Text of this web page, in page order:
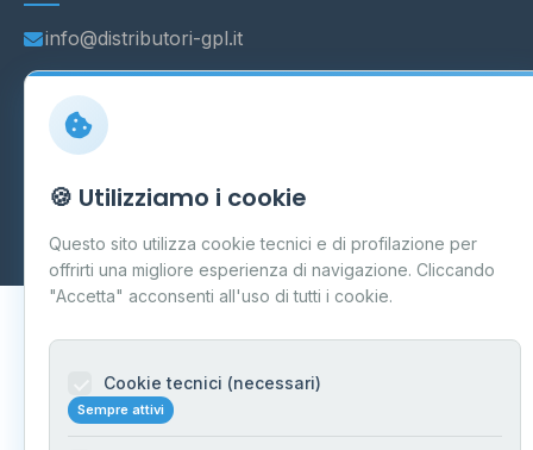
info@distributori-gpl.it
Carpi P.IVA 03859300364
Aggiornamento quotidiano
🍪 Utilizziamo i cookie
Questo sito utilizza cookie tecnici e di profilazione per
offrirti una migliore esperienza di navigazione. Cliccando
"Accetta" acconsenti all'uso di tutti i cookie.
Cookie tecnici (necessari)
Sempre attivi